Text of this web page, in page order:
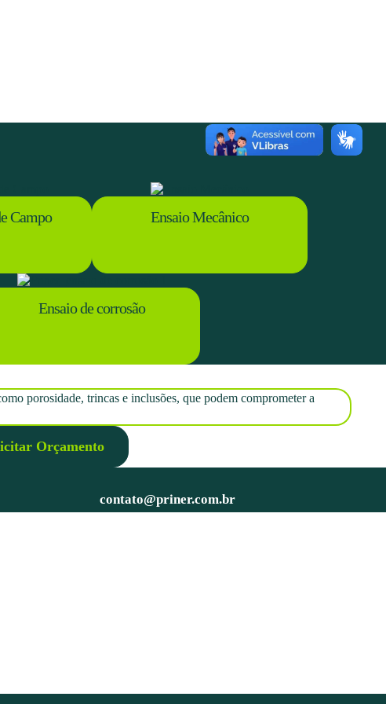
Campo Ensaio Mecânico
Ensaio de corrosão
porosidade, trincas e inclusões, que podem comprometer a
Orçamento
contato@priner.com.br